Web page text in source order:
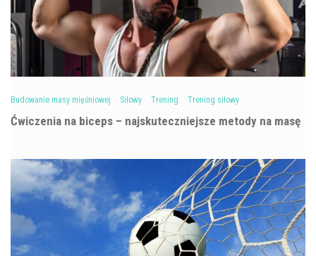
Budowanie masy mięśniowej Siłowy Trening Trening siłowy
Ćwiczenia na biceps – najskuteczniejsze metody na masę